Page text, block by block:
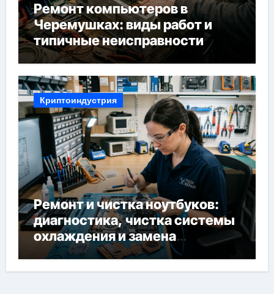
Ремонт компьютеров в
Черемушках: виды работ и
типичные неисправности
Криптоиндустрия
Ремонт и чистка ноутбуков:
диагностика, чистка системы
охлаждения и замена
компонентов